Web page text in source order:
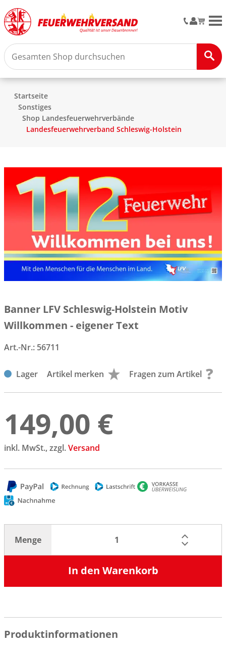
Startseite
Sonstiges
Shop Landesfeuerwehrverbände
Landesfeuerwehrverband Schleswig-Holstein
Banner LFV Schleswig-Holstein Motiv
Willkommen - eigener Text
Art.-Nr.: 56711
Lager Artikel merken Fragen zum Artikel
149,00 €
inkl. MwSt., zzgl.Versand
Menge
In den Warenkorb
Produktinformationen